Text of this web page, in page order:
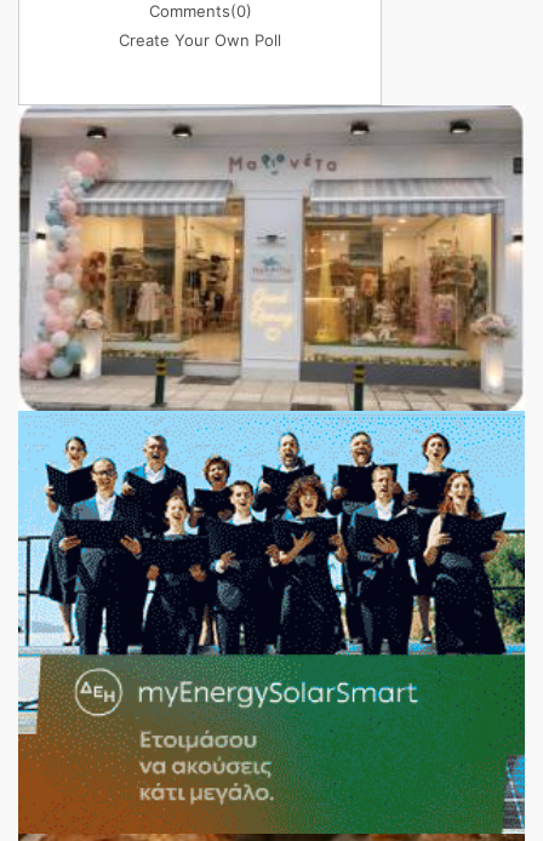
Comments(0)
Create Your Own Poll